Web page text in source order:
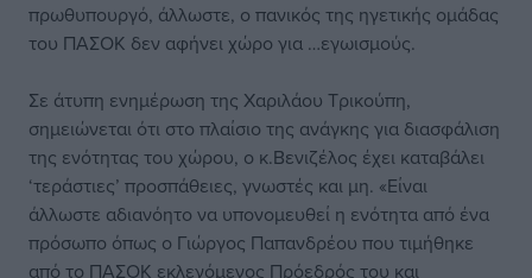
πρωθυπουργό, άλλωστε, ο πανικός της ηγετικής ομάδας
του ΠΑΣΟΚ δεν αφήνει χώρο για …εγωισμούς.
Σε άτυπη ενημέρωση της Χαριλάου Τρικούπη,
σημειώνεται ότι στο πλαίσιο της ανάγκης για διασφάλιση
της ενότητας του χώρου, ο κ.Βενιζέλος έχει καταβάλει
‘τεράστιες’ προσπάθειες, γνωστές και μη. «Είναι
άλλωστε αδιανόητο να υπονομευθεί η ενότητα από ένα
πρόσωπο όπως ο Γιώργος Παπανδρέου που τιμήθηκε
από το ΠΑΣΟΚ εκλεγόμενος Πρόεδρός του και